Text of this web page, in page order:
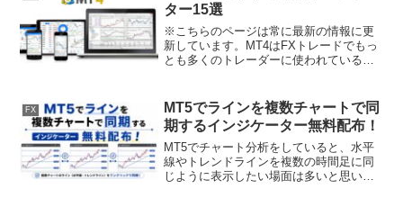
ター15選
※こちらのページは常に最新の情報に更
新しています。MT4はFXトレードでもっ
とも多くのトレーダーに使われている取
ケーターを選べるのが大きな魅力といえ
ます。今回は、MT4...
FX
MT5でラインを複数チャートで同
期するインジケーター無料配布！
MT5でチャート分析をしていると、水平
線やトレンドラインを複数の時間足に同
じように表示したい場面は多いと思いま